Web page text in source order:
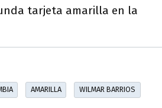
tarjeta amarilla en la
AMARILLA WILMAR BARRIOS